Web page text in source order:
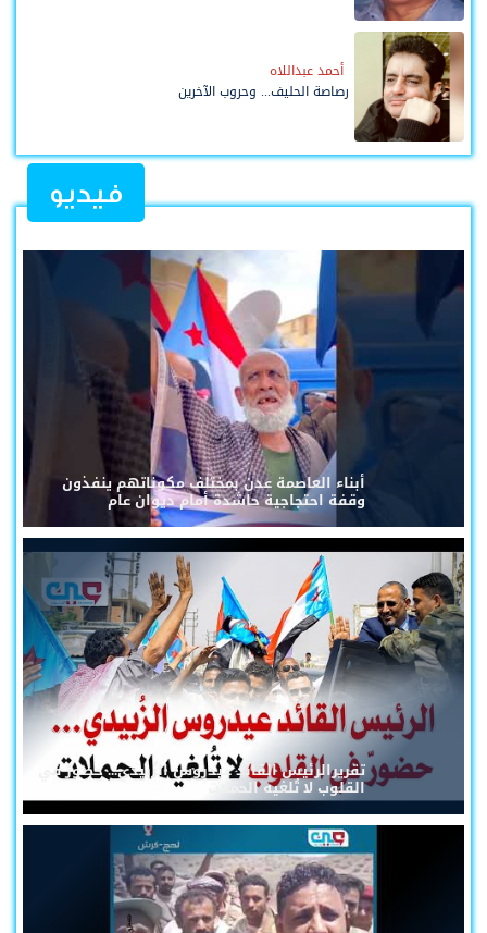
أحمد عبداللاه
رصاصة الحليف... وحروب الآخرين
فيديو
أبناء العاصمة عدن بمختلف مكوناتهم ينفذون
وقفة احتجاجية حاشدة أمام ديوان عام
تقريرالرئيس القائد عيدروس الزُبيدي... حضورٌ في
القلوب لا تُلغيه الحملات